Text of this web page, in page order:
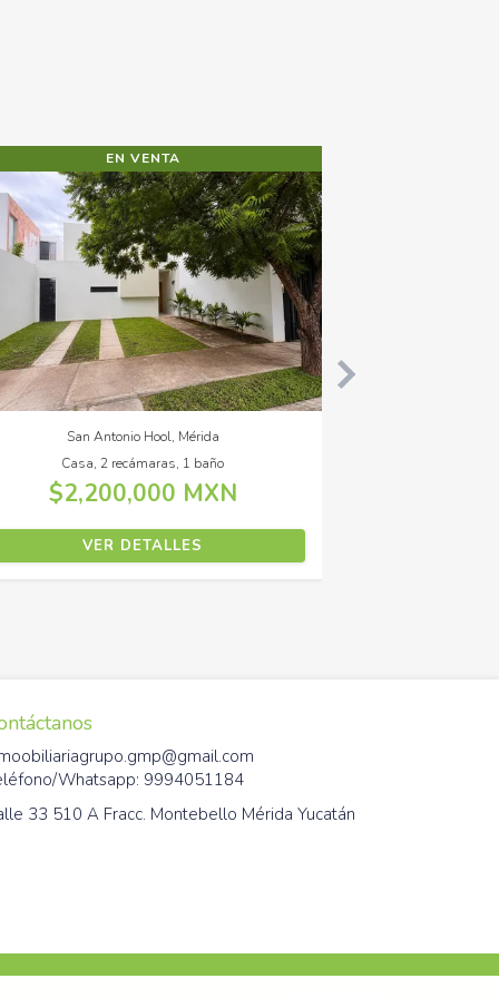
EN VENTA
Residencial Kanan, Conkal
Casa, 3 recámaras, 3 baños
$3,290,000 MXN
VER DETALLES
Whatsapp: 9994051184
33 510 A Fracc. Montebello Mérida Yucatán